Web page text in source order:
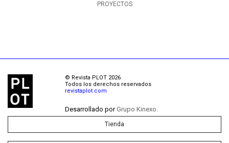
PROYECTOS
© Revista PLOT 2026
Todos los derechos reservados
revistaplot.com
Desarrollado porGrupo Kinexo.
Tienda